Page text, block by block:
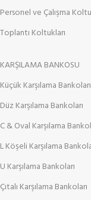
Personel ve Çalışma
Toplantı Koltukları
KARŞILAMA BANKOSU
Küçük Karşılama Bankoları
Düz Karşılama Bankoları
C & Oval Karşılama
L Köşeli Karşılama
U Karşılama Bankoları
Çıtalı Karşılama Bankoları